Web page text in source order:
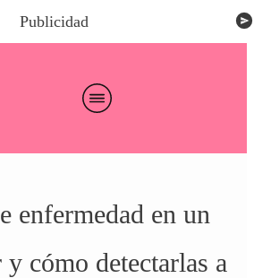
Publicidad
enfermedad en un
cómo detectarlas a